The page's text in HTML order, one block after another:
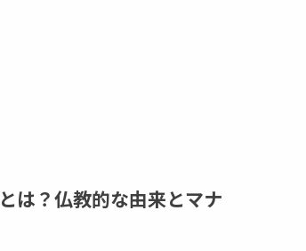
は？仏教的な由来とマナ